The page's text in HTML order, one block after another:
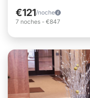
€121/noche
7 noches - €847